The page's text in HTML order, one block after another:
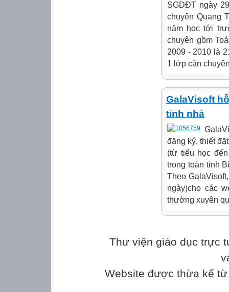
SGDĐT ngày
chuyên Quang
năm học tới
chuyên gồm
2009 - 2010 là
1 lớp cận
GalaVisoft
tỉnh nhà
đăng ký, thiết
(từ tiểu học
trong toàn tỉnh
Theo
ngày)cho các
thường xuyên
Thư viện giáo dục trực
Website được thừa kế